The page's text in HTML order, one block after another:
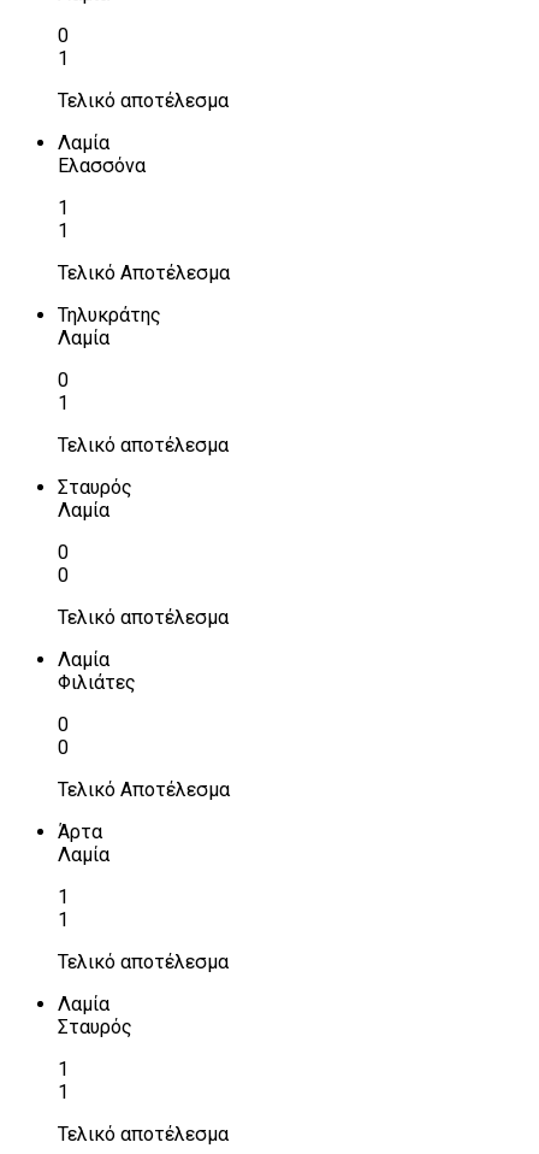
0
1
Τελικό αποτέλεσμα
Λαμία
Ελασσόνα
1
1
Τελικό Αποτέλεσμα
Τηλυκράτης
Λαμία
0
1
Τελικό αποτέλεσμα
Σταυρός
Λαμία
0
0
Τελικό αποτέλεσμα
Λαμία
Φιλιάτες
0
0
Τελικό Αποτέλεσμα
Άρτα
Λαμία
1
1
Τελικό αποτέλεσμα
Λαμία
Σταυρός
1
1
Τελικό αποτέλεσμα